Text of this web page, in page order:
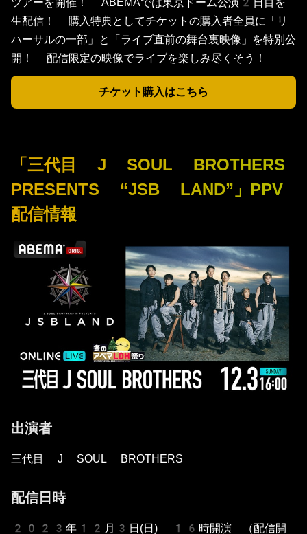
生配信！ 購入特典としてチケットの購入者全員に「リ
ハーサルの一部」と「ライブ直前の舞台裏映像」を特別公
開！ 配信限定の映像でライブを楽しみ尽くそう！
チケット購入はこちら
「三代目 J SOUL BROTHERS
PRESENTS “JSB LAND”」PPV
配信情報
出演者
三代目 J SOUL BROTHERS
配信日時
2023年12月3日(日) 16時開演 （配信開